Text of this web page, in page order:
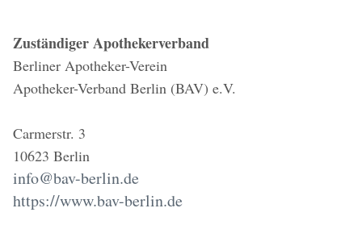
Zuständiger Apothekerverband
Berliner Apotheker-Verein
Apotheker-Verband Berlin (BAV) e.V.
Carmerstr. 3
10623 Berlin
info@bav-berlin.de
https://www.bav-berlin.de